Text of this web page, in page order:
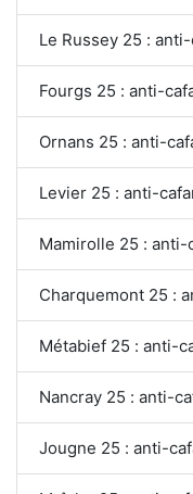
Le Russey 25 :
Fourgs 25 : anti-
Ornans 25 : anti-
Levier 25 : anti-
Mamirolle 25 :
Charquemont 25 :
Métabief 25 : anti-
Nancray 25 : anti-
Jougne 25 : anti-